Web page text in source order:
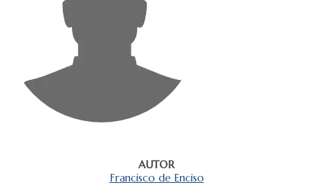
AUTOR
Francisco de Enciso